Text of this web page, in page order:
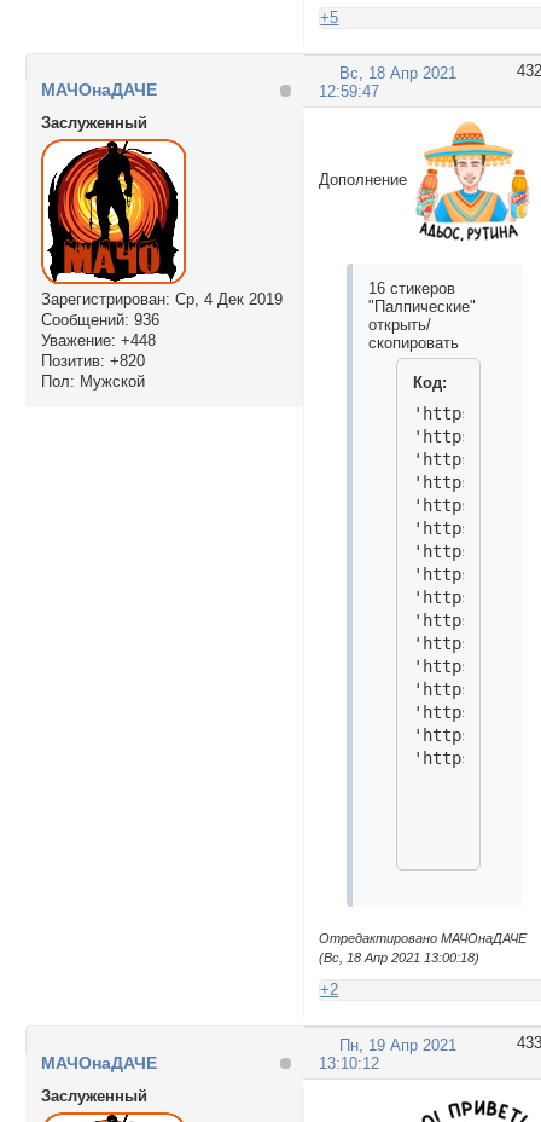
+5
432
Вс, 18 Апр 2021
12:59:47
МАЧОнаДАЧЕ
Заслуженный
Зарегистрирован: Ср, 4 Дек 2019
Сообщений: 936
Уважение: +448
Позитив: +820
Пол: Мужской
Дополнение
16 стикеров
"Палпические"
открыть/
скопировать
Код:
'https://
'https://
'https://
'https://
'https://
'https://
'https://
'https://
'https://
'https://
'https://
'https://
'https://
'https://
'https://
Отредактировано МАЧОнаДАЧЕ
(Вс, 18 Апр 2021 13:00:18)
+2
433
Пн, 19 Апр 2021
13:10:12
МАЧОнаДАЧЕ
Заслуженный